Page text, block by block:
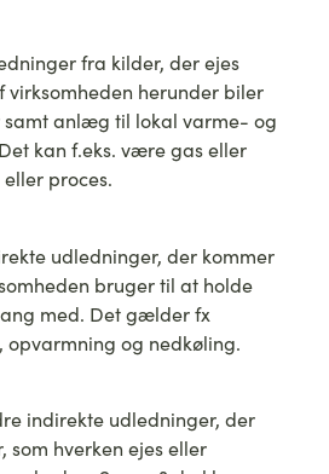
fra kilder, der ejes
virksomheden herunder biler
samt anlæg til lokal varme- og
kan f.eks. være gas eller
proces.
udledninger, der kommer
bruger til at holde
med. Det gælder fx
opvarmning og nedkøling.
indirekte udledninger, der
som hverken ejes eller